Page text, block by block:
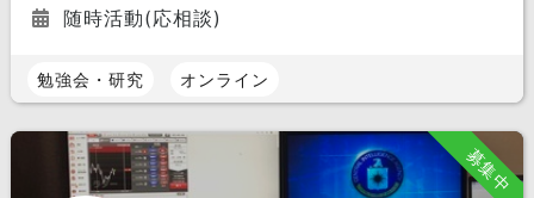
随時活動(応相談)
勉強会・研究 オンライン
募集中